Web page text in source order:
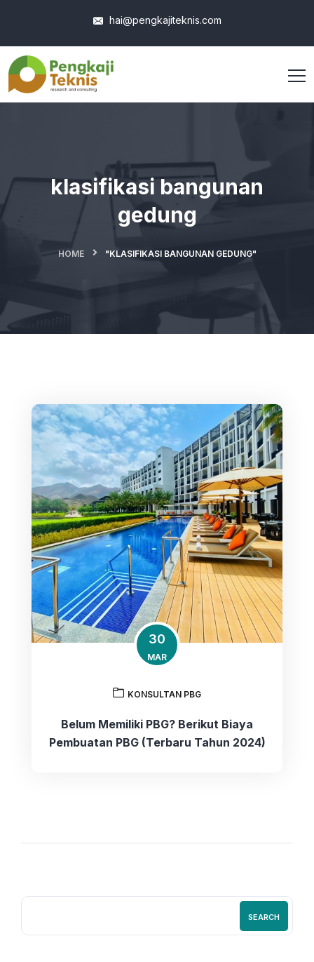
hai@pengkajiteknis.com
klasifikasi bangunan
gedung
HOME "KLASIFIKASI BANGUNAN GEDUNG"
30
MAR
KONSULTAN PBG
Belum Memiliki PBG? Berikut Biaya
Pembuatan PBG (Terbaru Tahun 2024)
SEARCH